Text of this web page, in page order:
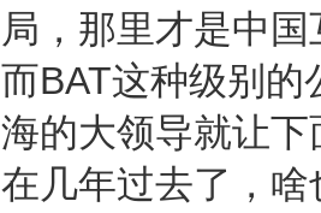
局，那里才是中
而BAT这种级别
海的大领导就让
在几年过去了，